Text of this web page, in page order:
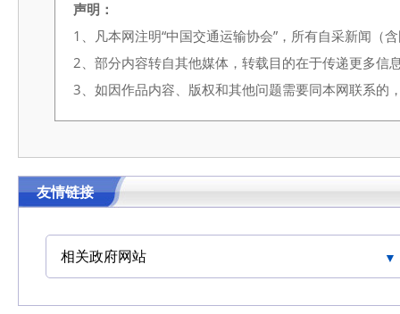
声明：
1、凡本网注明“中国交通运输协会”，所有自采新闻（
2、部分内容转自其他媒体，转载目的在于传递更多信
3、如因作品内容、版权和其他问题需要同本网联系
友情链接
相关政府网站
中国交通运输协会官网